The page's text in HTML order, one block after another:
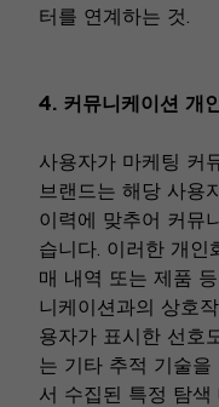
터를 연계하는 것.
4. 커뮤니케이션 개
사용자가 마케팅 커
브랜드는 해당 사용
이력에 맞추어 커뮤
습니다. 이러한 개인
매 내역 또는 제품
니케이션과의 상호
용자가 표시한 선호
는 기타 추적 기술
서 수집된 특정 탐